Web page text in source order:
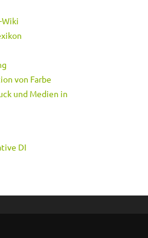
von Farbe
und Medien in
DI